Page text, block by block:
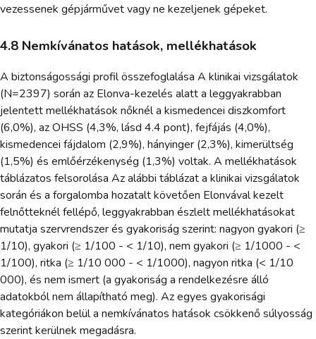
vezessenek gépjárművet vagy ne kezeljenek gépeket.
4.8 Nemkívánatos hatások, mellékhatások
A biztonságossági profil összefoglalása A klinikai vizsgálatok
(N=2397) során az Elonva-kezelés alatt a leggyakrabban
jelentett mellékhatások nőknél a kismedencei diszkomfort
(6,0%), az OHSS (4,3%, lásd 4.4 pont), fejfájás (4,0%),
kismedencei fájdalom (2,9%), hányinger (2,3%), kimerültség
(1,5%) és emlőérzékenység (1,3%) voltak. A mellékhatások
táblázatos felsorolása Az alábbi táblázat a klinikai vizsgálatok
során és a forgalomba hozatalt követően Elonvával kezelt
felnőtteknél fellépő, leggyakrabban észlelt mellékhatásokat
mutatja szervrendszer és gyakoriság szerint: nagyon gyakori (≥
1/10), gyakori (≥ 1/100 - < 1/10), nem gyakori (≥ 1/1000 - <
1/100), ritka (≥ 1/10 000 - < 1/1000), nagyon ritka (< 1/10
000), és nem ismert (a gyakoriság a rendelkezésre álló
adatokból nem állapítható meg). Az egyes gyakorisági
kategóriákon belül a nemkívánatos hatások csökkenő súlyosság
szerint kerülnek megadásra.